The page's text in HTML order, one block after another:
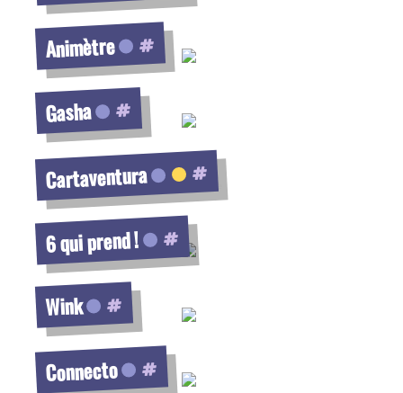
Animètre
Gasha
Cartaventura
6 qui prend !
Wink
Voir la fiche
Connecto
Voir la fiche